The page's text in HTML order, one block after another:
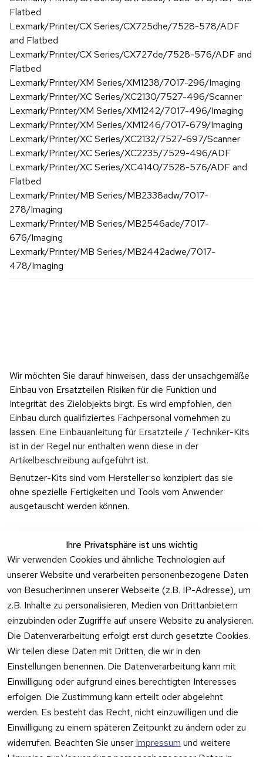
Flatbed
Lexmark/Printer/CX Series/CX725dhe/7528-578/ADF
and Flatbed
Lexmark/Printer/CX Series/CX727de/7528-576/ADF and
Flatbed
Lexmark/Printer/XM Series/XM1238/7017-296/Imaging
Lexmark/Printer/XC Series/XC2130/7527-496/Scanner
Lexmark/Printer/XM Series/XM1242/7017-496/Imaging
Lexmark/Printer/XM Series/XM1246/7017-679/Imaging
Lexmark/Printer/XC Series/XC2132/7527-697/Scanner
Lexmark/Printer/XC Series/XC2235/7529-496/ADF
Lexmark/Printer/XC Series/XC4140/7528-576/ADF and
Flatbed
Lexmark/Printer/MB Series/MB2338adw/7017-
278/Imaging
Lexmark/Printer/MB Series/MB2546ade/7017-
676/Imaging
Lexmark/Printer/MB Series/MB2442adwe/7017-
478/Imaging
Wir möchten Sie darauf hinweisen, dass der unsachgemäße
Einbau von Ersatzteilen Risiken für die Funktion und
Integrität des Zielobjekts birgt. Es wird empfohlen, den
Einbau durch qualifiziertes Fachpersonal vornehmen zu
lassen. Eine Einbauanleitung für Ersatzteile / Techniker-Kits
ist in der Regel nur enthalten wenn diese in der
Artikelbeschreibung aufgeführt ist.
Benutzer-Kits sind vom Hersteller so konzipiert das sie
ohne spezielle Fertigkeiten und Tools vom Anwender
ausgetauscht werden können.
Ihre Privatsphäre ist uns wichtig
Wir verwenden Cookies und ähnliche Technologien auf
unserer Website und verarbeiten personenbezogene Daten
von Besucher:innen unserer Webseite (z.B. IP-Adresse), um
z.B. Inhalte zu personalisieren, Medien von Drittanbietern
einzubinden oder Zugriffe auf unsere Website zu analysieren.
Die Datenverarbeitung erfolgt erst durch gesetzte Cookies.
Wir teilen diese Daten mit Dritten, die wir in den
Einstellungen benennen. Die Datenverarbeitung kann mit
Einwilligung oder aufgrund eines berechtigten Interesses
erfolgen. Die Zustimmung kann erteilt oder abgelehnt
werden. Es besteht das Recht, nicht einzuwilligen und die
Einwilligung zu einem späteren Zeitpunkt zu ändern oder zu
widerrufen. Beachten Sie unser Impressum und weitere
Rechtliches
AGB
Impressum
Datenschutzer
klärung
Barrierefreiheit
serklärung
Widerrufsbeleh
rung
Retoureninfo
Kontakt
Prilux Print
Solutions
Wilhem-
Leuschner-Str.
19
Rödermark
Tel.: 06074
Email:
info@prilux-
Support
Hersteller
Fehlermeldung
Druckqualität
Wartungskit
Roller-
Diagramm
Ersatzteile
aus eigenen
Lagerbestan
Zahlung
und
Versand
Versandpaus